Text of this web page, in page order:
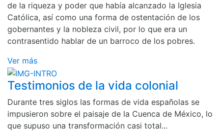
de la riqueza y poder que había alcanzado la Iglesia
Católica, así como una forma de ostentación de los
gobernantes y la nobleza civil, por lo que era un
contrasentido hablar de un barroco de los pobres.
Ver más
Testimonios de la vida colonial
Durante tres siglos las formas de vida españolas se
impusieron sobre el paisaje de la Cuenca de México, lo
que supuso una transformación casi total...